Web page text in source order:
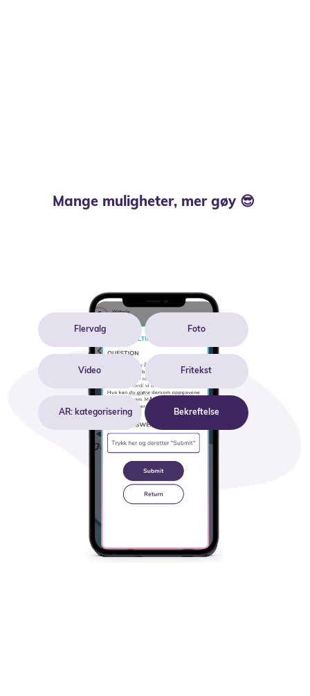
Mange muligheter, mer gøy 😎
Flervalg Foto
Video Fritekst
AR: kategorisering Bekreftelse